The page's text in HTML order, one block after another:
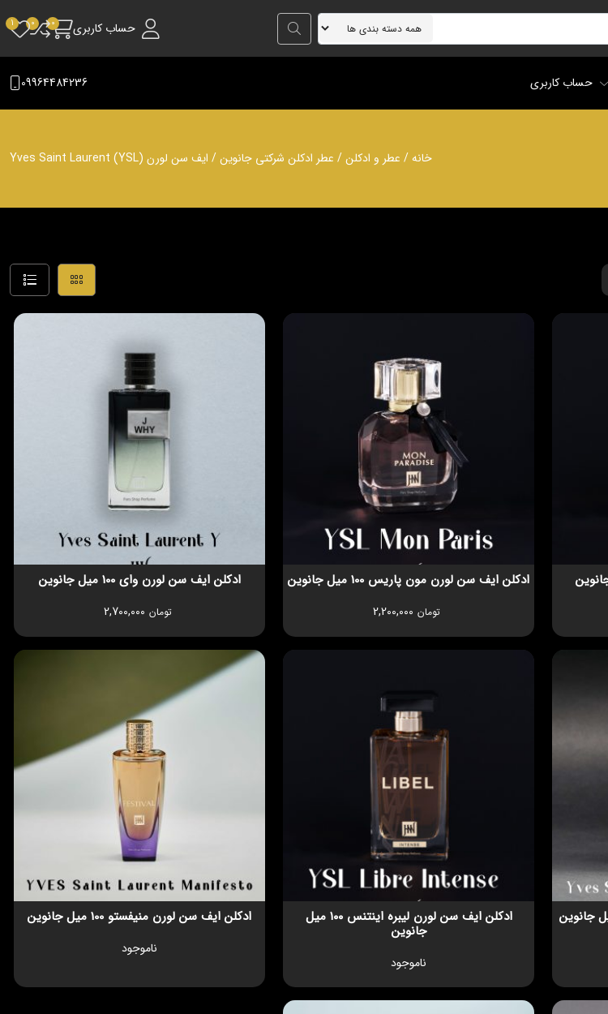
حساب کاربری
حساب کاربری 09964484236
خانه/ عطر و ادکلن/ عطر ادکلن شرکتی جانوین/ ایف سن لورن Yves Saint Laurent (YSL)
ادکلن ایف سن لورن مون پاریس 100 میل جانوین
تومان 2,200,000
ادکلن ایف سن لورن وای 100 میل جانوین
تومان 2,700,000
ادکلن ایف سن لورن لیبره اینتنس ۱۰۰ میل
جانوین
ناموجود
ادکلن ایف سن لورن منیفستو 100 میل جانوین
ناموجود